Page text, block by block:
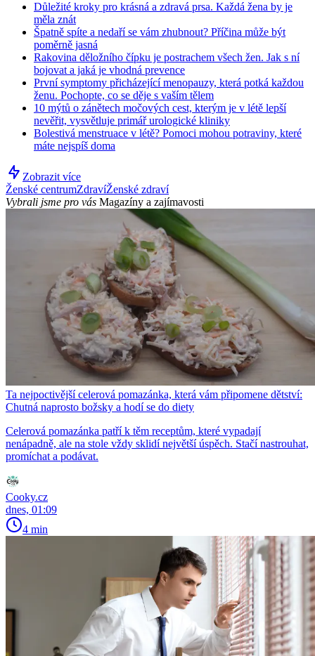
Důležité kroky pro krásná a zdravá prsa. Každá žena by je
měla znát
Špatně spíte a nedaří se vám zhubnout? Příčina může být
poměrně jasná
Rakovina děložního čípku je postrachem všech žen. Jak s ní
bojovat a jaká je vhodná prevence
První symptomy přicházející menopauzy, která potká každou
ženu. Pochopte, co se děje s vaším tělem
10 mýtů o zánětech močových cest, kterým je v létě lepší
nevěřit, vysvětluje primář urologické kliniky
Bolestivá menstruace v létě? Pomoci mohou potraviny, které
máte nejspíš doma
Zobrazit více
Ženské centrumZdravíŽenské zdraví
Vybrali jsme pro vás Magazíny a zajímavosti
Ta nejpoctivější celerová pomazánka, která vám připomene dětství:
Chutná naprosto božsky a hodí se do diety
Celerová pomazánka patří k těm receptům, které vypadají
nenápadně, ale na stole vždy sklidí největší úspěch. Stačí nastrouhat,
promíchat a podávat.
Cooky.cz
dnes, 01:09
4 min